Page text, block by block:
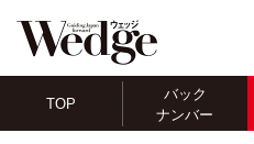
TOP
バック
ナンバー